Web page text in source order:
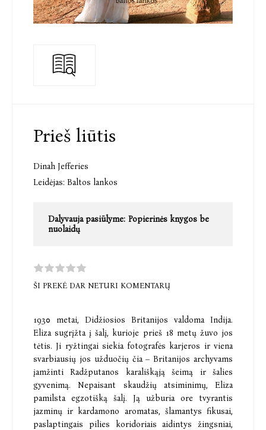
Prieš liūtis
Dinah Jefferies
Leidėjas: Baltos lankos
Dalyvauja pasiūlyme: Popierinės knygos be
nuolaidų
ŠI PREKĖ DAR NETURI KOMENTARŲ
1930 metai, Didžiosios Britanijos valdoma Indija.
Eliza sugrįžta į šalį, kurioje prieš 18 metų žuvo jos
tėtis. Ji ryžtingai siekia fotografės karjeros ir viena
svarbiausių jos užduočių čia – Britanijos archyvams
įamžinti Radžputanos karališkąją šeimą ir šalies
gyvenimą. Nepaisant skaudžių atsiminimų, Eliza
pamilsta egzotišką šalį. Ją užburia ore tvyrantis
jazminų ir kardamono aromatas, šlamantys fikusai,
paslaptingais pilies koridoriais aidintys žingsniai,